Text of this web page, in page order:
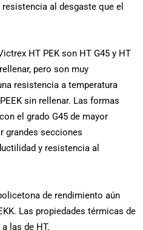
al desgaste que el
HT PEK son HT G45 y HT
pero son muy
resistencia a temperatura
sin rellenar. Las formas
el grado G45 de mayor
grandes secciones
y resistencia al
de rendimiento aún
Las propiedades térmicas de
las de HT.